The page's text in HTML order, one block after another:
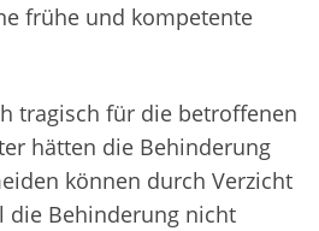
frühe und kompetente
tragisch für die betroffenen
hätten die Behinderung
können durch Verzicht
die Behinderung nicht